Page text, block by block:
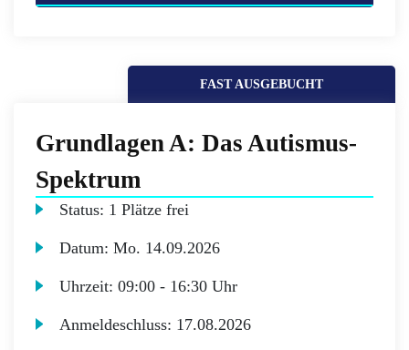
FAST AUSGEBUCHT
Grundlagen A: Das Autismus-
Spektrum
Status: 1 Plätze frei
Datum:Mo. 14.09.2026
Uhrzeit:09:00 - 16:30 Uhr
Anmeldeschluss: 17.08.2026